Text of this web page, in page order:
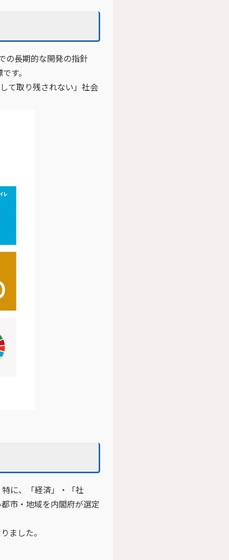
の長期的な開発の指針
す。
て取り残されない」社会
に、「経済」・「社
市・地域を内閣府が選定
ました。